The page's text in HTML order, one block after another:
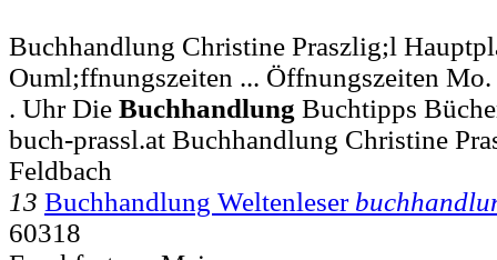
Buchhandlung Christine Praszlig;l
Ouml;ffnungszeiten ... Öffnungszeiten
. Uhr Die Buchhandlung Buchtipps
buch-prassl.at Buchhandlung Christine
Feldbach
13 Buchhandlung Weltenleser
60318